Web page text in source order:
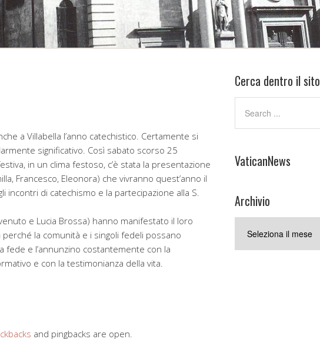
a Villabella l’anno catechistico. Certamente si
significativo. Così sabato scorso 25
in un clima festoso, c’è stata la presentazione
Francesco, Eleonora) che vivranno quest’anno il
incontri di catechismo e la partecipazione alla S.
e Lucia Brossa) hanno manifestato il loro
la comunità e i singoli fedeli possano
fede e l’annunzino costantemente con la
e con la testimonianza della vita.
and pingbacks are open.
Cerca dentro il sito
VaticanNews
Archivio